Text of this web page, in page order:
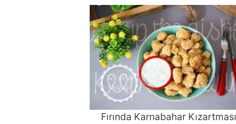
Fırında Karnabahar Kızartması